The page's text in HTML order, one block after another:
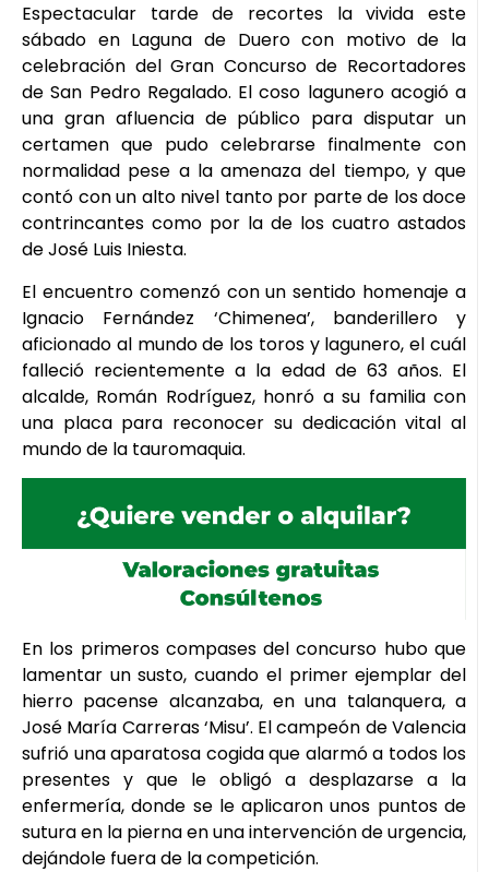
Espectacular tarde de recortes la vivida este
sábado en Laguna de Duero con motivo de la
celebración del Gran Concurso de Recortadores
de San Pedro Regalado. El coso lagunero acogió a
una gran afluencia de público para disputar un
certamen que pudo celebrarse finalmente con
normalidad pese a la amenaza del tiempo, y que
contó con un alto nivel tanto por parte de los doce
contrincantes como por la de los cuatro astados
de José Luis Iniesta.
El encuentro comenzó con un sentido homenaje a
Ignacio Fernández ‘Chimenea’, banderillero y
aficionado al mundo de los toros y lagunero, el cuál
falleció recientemente a la edad de 63 años. El
alcalde, Román Rodríguez, honró a su familia con
una placa para reconocer su dedicación vital al
mundo de la tauromaquia.
En los primeros compases del concurso hubo que
lamentar un susto, cuando el primer ejemplar del
hierro pacense alcanzaba, en una talanquera, a
José María Carreras ‘Misu’. El campeón de Valencia
sufrió una aparatosa cogida que alarmó a todos los
presentes y que le obligó a desplazarse a la
enfermería, donde se le aplicaron unos puntos de
sutura en la pierna en una intervención de urgencia,
dejándole fuera de la competición.